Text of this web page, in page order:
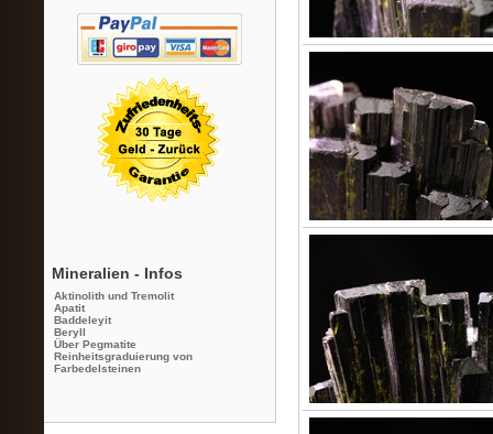
Mineralien - Infos
Aktinolith und Tremolit
Apatit
Baddeleyit
Beryll
Über Pegmatite
Reinheitsgraduierung von
Farbedelsteinen